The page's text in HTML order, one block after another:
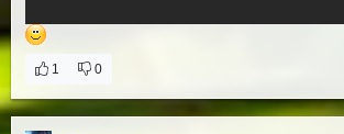
1 0